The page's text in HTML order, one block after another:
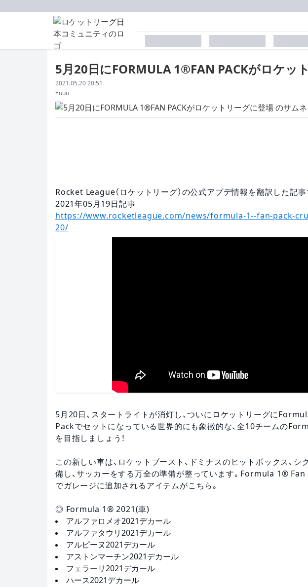
5月20日にFORMULA 1®FAN PACKがロケッ
配信日
2021.05.20 20:51
著者
Yuuu
Rocket League（ロケットリーグ）の公式アプデ情報を翻訳した記事
2021年05月 19日 記事
https://www.rocketleague.com/news/formula-1--fan-pack-
20/
5月20日、スタートライトが消灯し、ついにロケットリーグに
Packでセットになっている世界的にも象徴的な、全10チームの
を目指しましょう！
この新しい車は、ロケットブースト、ドミナスのヒットボックス、
備し、サッカーをする万全の準備が整っています。Formula 1® Fan
でガレージに追加されるアイテムがこちら。
◎ Formula 1® 2021(車)
アルファロメオ2021デカール
アルファタウリ2021デカール
アルピーヌ2021デカール
アストンマーチン2021デカール
フェラーリ2021デカール
ハース2021デカール